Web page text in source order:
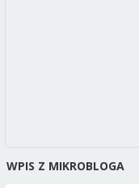
WPIS Z MIKROBLOGA